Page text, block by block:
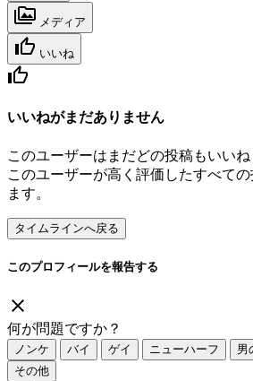
メディア
いいね
いいねがまだありません
このユーザーはまだどの投稿もいいね
このユーザーが高く評価したすべて
ます。
タイムラインへ戻る
このプロフィールを報告する
何が問題ですか？
ノンケ バイ ゲイ ニューハーフ 男
その他